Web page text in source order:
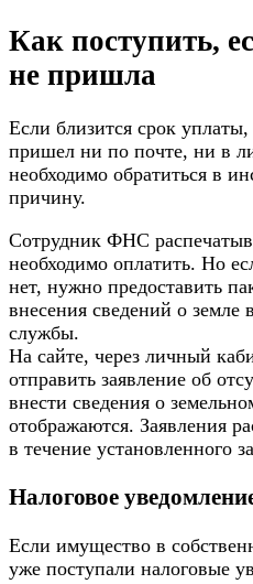
Как поступить,
не пришла
Если близится срок
пришел ни по почте, ни в
необходимо обратиться в
причину.
Сотрудник ФНС
необходимо оплатить. Но
нет, нужно предоставить
внесения сведений о земле
службы.
На сайте, через личный
отправить заявление об
внести сведения о
отображаются. Заявления
в течение установленного
Налоговое
Если имущество в
уже поступали налоговые